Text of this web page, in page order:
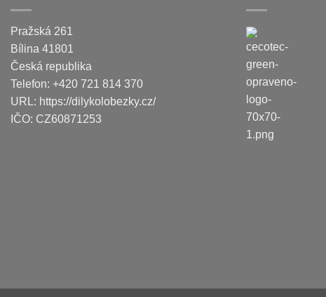
Pražská 261
Bílina 41801
Česká republika
Telefon: +420 721 814 370
URL: https://dilykolobezky.cz/
IČO: CZ60871253